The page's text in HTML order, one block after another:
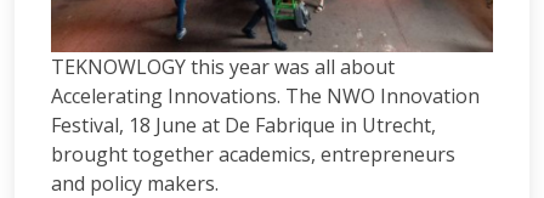
TEKNOWLOGY this year was all about
Accelerating Innovations. The NWO Innovation
Festival, 18 June at De Fabrique in Utrecht,
brought together academics, entrepreneurs
and policy makers.